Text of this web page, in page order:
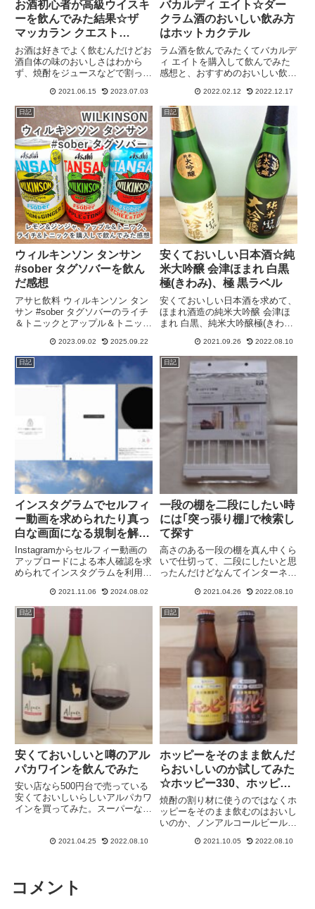
お酒初心者が高級ウイスキ
ーを飲んでみた結果☆ザ
マッカラン クエスト
700ml
お酒は好きでよく飲むんだけどお
酒自体の味のおいしさはわから
ず、焼酎をジュースなどで割って
いしく感じる飲み方です。そこに
矛盾していると思いますが(笑)ウ
イスキーを薄めないで氷なしでス
トレートで飲むのも好きです。
5...
2021.06.15 2023.07.03
バカルディ エイト☆ダー
クラム酒のおいしい飲み方
はホットカクテル
ラム酒を飲んでみたくてバカルデ
ィ エイトを購入して飲んでみた
感想と、おすすめのおいしい飲み
年以上オーク樽熟成させた定番の
ダークラム酒です。ラム酒はお菓
子の風味づけによく使用されてい
るから親しみやすい味です。
2022.02.12 2022.12.17
日記
ウィルキンソン タンサン
#sober タグソバーを飲ん
だ感想
アサヒ飲料 ウィルキンソン タン
サン #sober タグソバーのライチ
＆トニックとアップル＆トニック
入して飲んでみた感想をレビュー
しています。0.00%のノンアルコ
ールなのにカクテルみたいに満足
感があります。
2023.09.02 2025.09.22
日記
安くておいしい日本酒☆純
米大吟醸 会津ほまれ 白黒
極(きわみ)、極 黒ラベル
安くておいしい日本酒を求めて、
ほまれ酒造の純米大吟醸 会津ほ
まれ 白黒、純米大吟醸極(きわみ)
でみた感想をレビューしていま
す。純米大吟醸なのにデイリー日
本酒にできるお手頃さで、フルー
ティー感ある香りの良い日本酒で
2021.09.26 2022.08.10
日記
インスタグラムでセルフィ
ー動画を求められたり真っ
白な画面になる規制を解決
できた
Instagramからセルフィー動画の
アップロードによる本人確認を求
められてインスタグラムを利用で
法と今後の対策です。真っ白な画
面になったり、フィードをリフレ
ッシュできませんでしたと表示さ
れることもあります。
2021.11.06 2024.08.02
日記
一段の棚を二段にしたい時
には｢突っ張り棚｣で検索し
て探す
高さのある一段の棚を真ん中くら
いで仕切って、二段にしたいと思
ったんだけどなんてインターネッ
ムを見つけられるのか、｢棚 仕
切り｣くらいしか言葉が思いつか
なくて、それで検索しても全然出
てこない。その言葉で検索する
2021.04.26 2022.08.10
日記
安くておいしいと噂のアル
パカワインを飲んでみた
安い店なら500円台で売っている
安くておいしいらしいアルパカワ
インを買ってみた。スーパーなど
日壮大にだるく、私はお酒に弱い
2021.04.25 2022.08.10
日記
ホッピーをそのまま飲んだ
らおいしいのか試してみた
☆ホッピー330、ホッピー
ブラック
焼酎の割り材に使うのではなくホ
ッピーをそのまま飲むのはおいし
いのか、ノンアルコールビールの
ホッピーの白と黒、ホッピービバ
2021.10.05 2022.08.10
コメント